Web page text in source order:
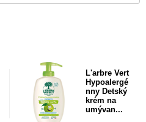
L'arbre Vert
Hypoalergé
nny Detský
krém na
umývan...